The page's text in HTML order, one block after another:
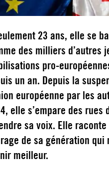
23 ans, elle se
des milliers d’autres
pro-
un an. Depuis la
européenne par les
elle s’empare des
sa voix. Elle
de sa génération
meilleur.